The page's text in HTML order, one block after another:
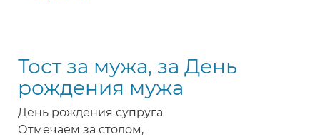
рождения
папы
Тост за мужа, за День
рождения мужа
День рождения супруга
Отмечаем за столом,